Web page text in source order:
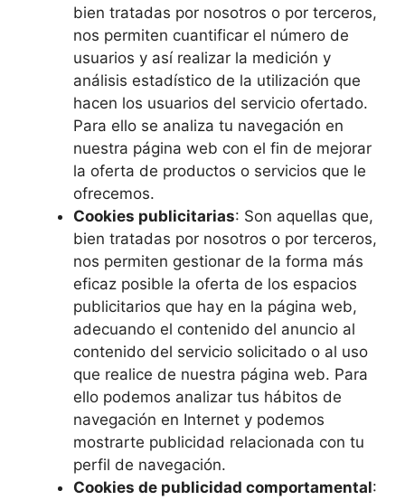
bien tratadas por nosotros o por terceros,
nos permiten cuantificar el número de
usuarios y así realizar la medición y
análisis estadístico de la utilización que
hacen los usuarios del servicio ofertado.
Para ello se analiza tu navegación en
nuestra página web con el fin de mejorar
la oferta de productos o servicios que le
ofrecemos.
Cookies publicitarias: Son aquellas que,
bien tratadas por nosotros o por terceros,
nos permiten gestionar de la forma más
eficaz posible la oferta de los espacios
publicitarios que hay en la página web,
adecuando el contenido del anuncio al
contenido del servicio solicitado o al uso
que realice de nuestra página web. Para
ello podemos analizar tus hábitos de
navegación en Internet y podemos
mostrarte publicidad relacionada con tu
perfil de navegación.
Cookies de publicidad comportamental: